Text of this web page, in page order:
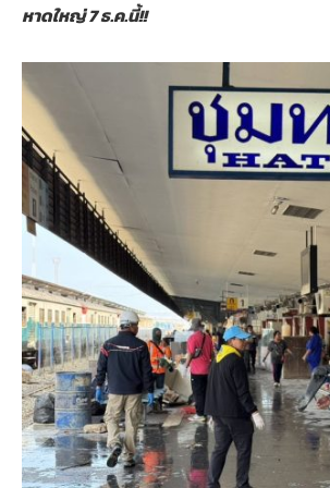
หาดใหญ่ 7 ธ.ค.นี้!!